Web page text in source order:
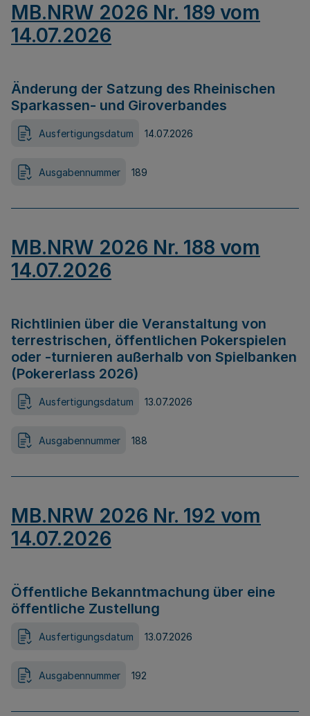
MB.NRW 2026 Nr. 189 vom
14.07.2026
Änderung der Satzung des Rheinischen
Sparkassen- und Giroverbandes
Ausfertigungsdatum 14.07.2026
Ausgabennummer 189
MB.NRW 2026 Nr. 188 vom
14.07.2026
Richtlinien über die Veranstaltung von
terrestrischen, öffentlichen Pokerspielen
oder -turnieren außerhalb von Spielbanken
(Pokererlass 2026)
Ausfertigungsdatum 13.07.2026
Ausgabennummer 188
MB.NRW 2026 Nr. 192 vom
14.07.2026
Öffentliche Bekanntmachung über eine
öffentliche Zustellung
Ausfertigungsdatum 13.07.2026
Ausgabennummer 192